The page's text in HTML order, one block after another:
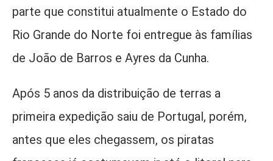
parte que constitui atualmente o Estado do
Rio Grande do Norte foi entregue às famílias
de João de Barros e Ayres da Cunha.
Após 5 anos da distribuição de terras a
primeira expedição saiu de Portugal, porém,
antes que eles chegassem, os piratas